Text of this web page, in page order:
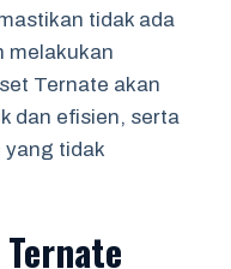
tidak ada
melakukan
Ternate akan
dan efisien, serta
yang tidak